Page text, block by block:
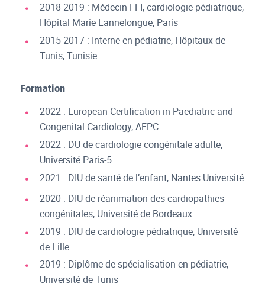
2018-2019 : Médecin FFI, cardiologie pédiatrique,
Hôpital Marie Lannelongue, Paris
2015-2017 : Interne en pédiatrie, Hôpitaux de
Tunis, Tunisie
Formation
2022 : European Certification in Paediatric and
Congenital Cardiology, AEPC
2022 : DU de cardiologie congénitale adulte,
Université Paris-5
2021 : DIU de santé de l’enfant, Nantes Université
2020 : DIU de réanimation des cardiopathies
congénitales, Université de Bordeaux
2019 : DIU de cardiologie pédiatrique, Université
de Lille
2019 : Diplôme de spécialisation en pédiatrie,
Université de Tunis